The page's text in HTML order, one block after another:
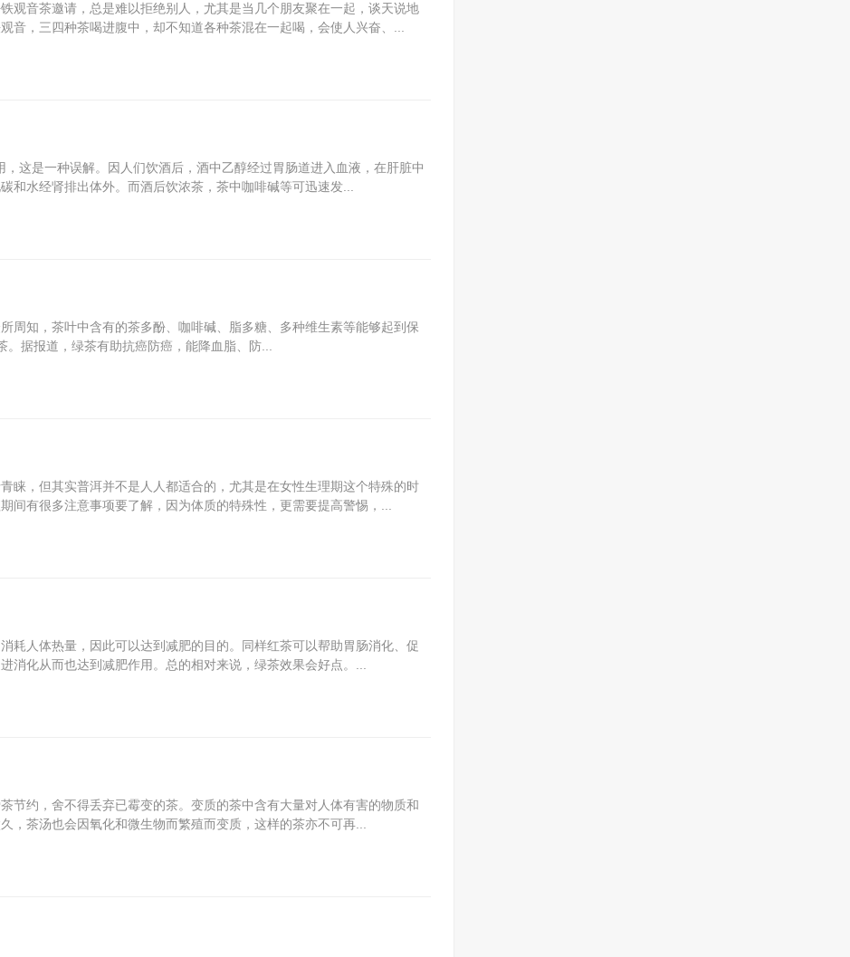
观音茶邀请，总是难以拒绝别人，尤其是当几个朋友聚在一起，谈天说地
音，三四种茶喝进腹中，却不知道各种茶混在一起喝，会使人兴奋、...
，这是一种误解。因人们饮酒后，酒中乙醇经过胃肠道进入血液，在肝脏中
和水经肾排出体外。而酒后饮浓茶，茶中咖啡碱等可迅速发...
周知，茶叶中含有的茶多酚、咖啡碱、脂多糖、多种维生素等能够起到保
据报道，绿茶有助抗癌防癌，能降血脂、防...
睐，但其实普洱并不是人人都适合的，尤其是在女性生理期这个特殊的时
间有很多注意事项要了解，因为体质的特殊性，更需要提高警惕，...
耗人体热量，因此可以达到减肥的目的。同样红茶可以帮助胃肠消化、促
消化从而也达到减肥作用。总的相对来说，绿茶效果会好点。...
节约，舍不得丢弃已霉变的茶。变质的茶中含有大量对人体有害的物质和
，茶汤也会因氧化和微生物而繁殖而变质，这样的茶亦不可再...